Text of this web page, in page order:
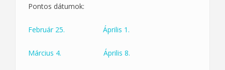
Pontos dátumok:
Február 25. Április 1.
Március 4. Április 8.